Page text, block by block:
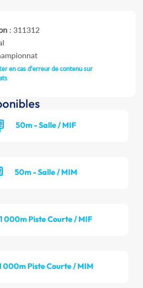
: 311312
en cas d'erreur de contenu sur
50m - Salle / MIF
50m - Salle / MIM
1 000m Piste Courte / MIF
000m Piste Courte / MIM